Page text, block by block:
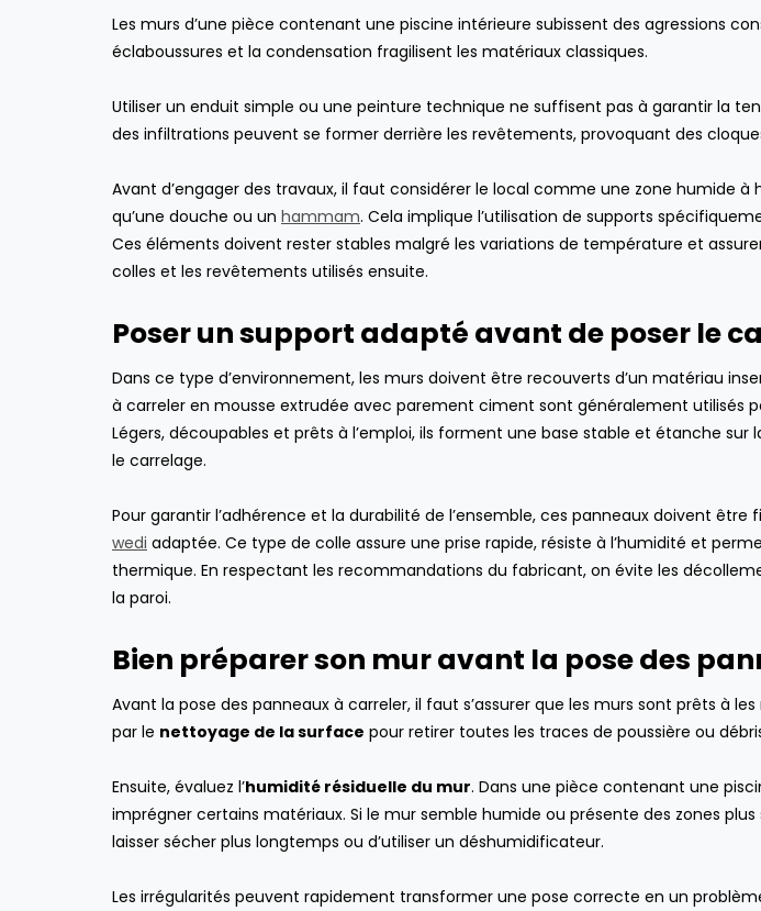
Les murs d’une pièce contenant une piscine intérieure subissent des agressions
éclaboussures et la condensation fragilisent les matériaux classiques.
Utiliser un enduit simple ou une peinture technique ne suffisent pas à garantir la
des infiltrations peuvent se former derrière les revêtements, provoquant des
Avant d’engager des travaux, il faut considérer le local comme une zone humide
qu’une douche ou un hammam. Cela implique l’utilisation de supports
Ces éléments doivent rester stables malgré les variations de température et
colles et les revêtements utilisés ensuite.
Poser un support adapté avant de poser le
Dans ce type d’environnement, les murs doivent être recouverts d’un matériau
à carreler en mousse extrudée avec parement ciment sont généralement utilisés
Légers, découpables et prêts à l’emploi, ils forment une base stable et étanche
le carrelage.
Pour garantir l’adhérence et la durabilité de l’ensemble, ces panneaux doivent être
wedi adaptée. Ce type de colle assure une prise rapide, résiste à l’humidité et
thermique. En respectant les recommandations du fabricant, on évite les
la paroi.
Bien préparer son mur avant la pose des
Avant la pose des panneaux à carreler, il faut s’assurer que les murs sont prêts à
par le nettoyage de la surface pour retirer toutes les traces de poussière ou
Ensuite, évaluez l’humidité résiduelle du mur. Dans une pièce contenant une
imprégner certains matériaux. Si le mur semble humide ou présente des zones
laisser sécher plus longtemps ou d’utiliser un déshumidificateur.
Les irrégularités peuvent rapidement transformer une pose correcte en un
avril 4, 2022
aspirateur centralisé :
lequel choisir ?
ENTRETIEN DE LA MAISON
mai 26, 2021
CUISINE,DÉCORATION INTÉRIEURE, SALLE
DE BAIN